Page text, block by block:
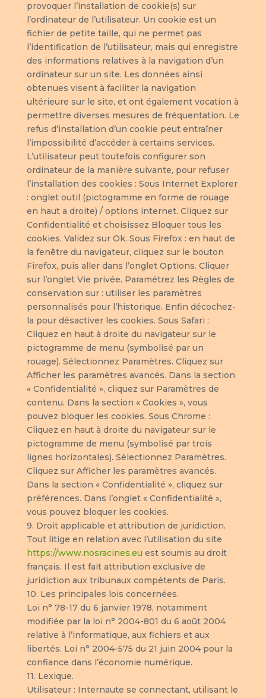
provoquer l’installation de cookie(s) sur
l’ordinateur de l’utilisateur. Un cookie est un
fichier de petite taille, qui ne permet pas
l’identification de l’utilisateur, mais qui enregistre
des informations relatives à la navigation d’un
ordinateur sur un site. Les données ainsi
obtenues visent à faciliter la navigation
ultérieure sur le site, et ont également vocation à
permettre diverses mesures de fréquentation. Le
refus d’installation d’un cookie peut entraîner
l’impossibilité d’accéder à certains services.
L’utilisateur peut toutefois configurer son
ordinateur de la manière suivante, pour refuser
l’installation des cookies : Sous Internet Explorer
: onglet outil (pictogramme en forme de rouage
en haut a droite) / options internet. Cliquez sur
Confidentialité et choisissez Bloquer tous les
cookies. Validez sur Ok. Sous Firefox : en haut de
la fenêtre du navigateur, cliquez sur le bouton
Firefox, puis aller dans l’onglet Options. Cliquer
sur l’onglet Vie privée. Paramétrez les Règles de
conservation sur : utiliser les paramètres
personnalisés pour l’historique. Enfin décochez-
la pour désactiver les cookies. Sous Safari :
Cliquez en haut à droite du navigateur sur le
pictogramme de menu (symbolisé par un
rouage). Sélectionnez Paramètres. Cliquez sur
Afficher les paramètres avancés. Dans la section
« Confidentialité », cliquez sur Paramètres de
contenu. Dans la section « Cookies », vous
pouvez bloquer les cookies. Sous Chrome :
Cliquez en haut à droite du navigateur sur le
pictogramme de menu (symbolisé par trois
lignes horizontales). Sélectionnez Paramètres.
Cliquez sur Afficher les paramètres avancés.
Dans la section « Confidentialité », cliquez sur
préférences. Dans l’onglet « Confidentialité »,
vous pouvez bloquer les cookies.
9. Droit applicable et attribution de juridiction.
Tout litige en relation avec l’utilisation du site
https://www.nosracines.eu est soumis au droit
français. Il est fait attribution exclusive de
juridiction aux tribunaux compétents de Paris.
10. Les principales lois concernées.
Loi n° 78-17 du 6 janvier 1978, notamment
modifiée par la loi n° 2004-801 du 6 août 2004
relative à l’informatique, aux fichiers et aux
libertés. Loi n° 2004-575 du 21 juin 2004 pour la
confiance dans l’économie numérique.
11. Lexique.
Utilisateur : Internaute se connectant, utilisant le